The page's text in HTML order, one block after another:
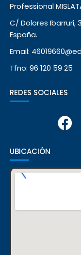
Professional
C/ Dolores Ibarruri,
España.
Email:
Tfno: 96 120 59 25
REDES SOCIALES
UBICACIÓN